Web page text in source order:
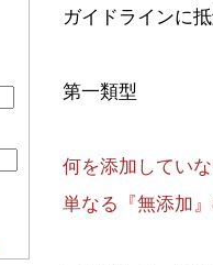
ガイドラインに抵
第一類型
何を添加してい
単なる『無添加